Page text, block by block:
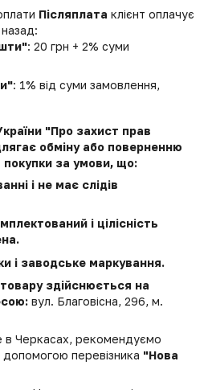
Післяплата клієнт оплачує
: 20 грн + 2% суми
: 1% від суми замовлення,
"Про захист прав
обміну або поверненню
покупки за умови, що:
і не має слідів
і цілісність
і заводське маркування.
здійснюється на
вул. Благовісна, 296, м.
в Черкасах, рекомендуємо
перевізника "Нова